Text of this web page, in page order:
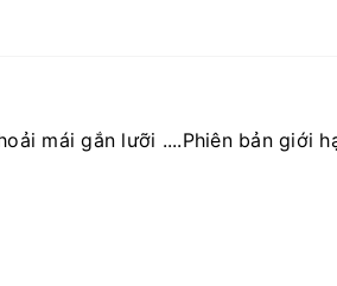
mái gắn lưỡi ....Phiên bản giới